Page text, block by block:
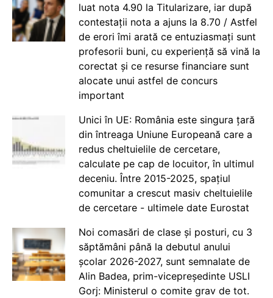
luat nota 4.90 la Titularizare, iar după
contestații nota a ajuns la 8.70 / Astfel
de erori îmi arată ce entuziasmați sunt
profesorii buni, cu experiență să vină la
corectat și ce resurse financiare sunt
alocate unui astfel de concurs
important
Unici în UE: România este singura țară
din întreaga Uniune Europeană care a
redus cheltuielile de cercetare,
calculate pe cap de locuitor, în ultimul
deceniu. Între 2015-2025, spațiul
comunitar a crescut masiv cheltuielile
de cercetare - ultimele date Eurostat
Noi comasări de clase și posturi, cu 3
săptămâni până la debutul anului
școlar 2026-2027, sunt semnalate de
Alin Badea, prim-vicepreședinte USLI
Gorj: Ministerul o comite grav de tot.